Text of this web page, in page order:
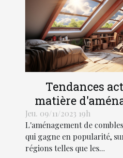
Tendances
matière
combles dans
Hauts-de-France
Jeu. 09/11/2023 19h
L'aménagement de
qui gagne en popularité,
régions telles que les...